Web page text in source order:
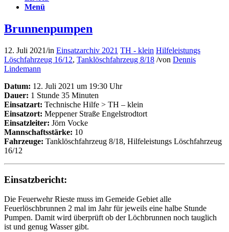
Menü
Brunnenpumpen
12. Juli 2021/in Einsatzarchiv 2021 TH - klein Hilfeleistungs
Löschfahrzeug 16/12, Tanklöschfahrzeug 8/18 /von Dennis
Lindemann
Datum: 12. Juli 2021 um 19:30 Uhr
Dauer: 1 Stunde 35 Minuten
Einsatzart: Technische Hilfe > TH – klein
Einsatzort: Meppener Straße Engelstrodtort
Einsatzleiter: Jörn Vocke
Mannschaftsstärke: 10
Fahrzeuge: Tanklöschfahrzeug 8/18, Hilfeleistungs Löschfahrzeug
16/12
Einsatzbericht:
Die Feuerwehr Rieste muss im Gemeide Gebiet alle
Feuerlöschbrunnen 2 mal im Jahr für jeweils eine halbe Stunde
Pumpen. Damit wird überprüft ob der Löchbrunnen noch tauglich
ist und genug Wasser gibt.